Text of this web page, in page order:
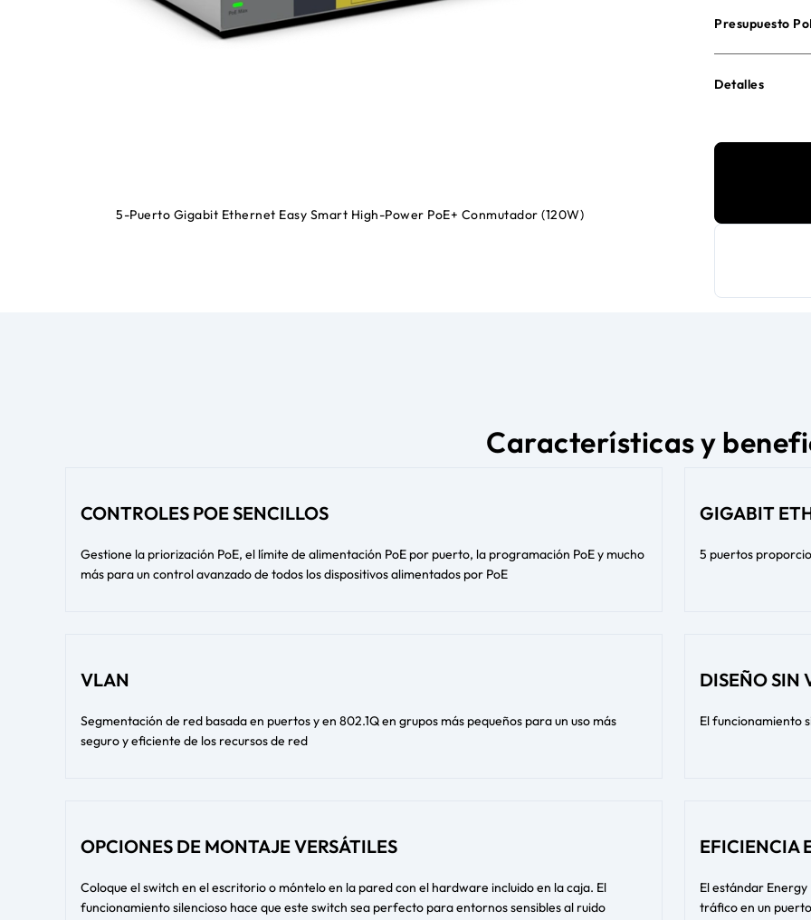
5-Puerto Gigabit Ethernet Easy Smart High-Power PoE+ Conmutador (120W)
Presupuesto
Detalles
Características y
CONTROLES POE SENCILLOS
Gestione la priorización PoE, el límite de alimentación PoE por puerto, la programación PoE y mucho
más para un control avanzado de todos los dispositivos alimentados por PoE
GIGABIT
5 puertos
VLAN
Segmentación de red basada en puertos y en 802.1Q en grupos más pequeños para un uso más
seguro y eficiente de los recursos de red
DISEÑO SIN
El funcionamiento
OPCIONES DE MONTAJE VERSÁTILES
Coloque el switch en el escritorio o móntelo en la pared con el hardware incluido en la caja. El
funcionamiento silencioso hace que este switch sea perfecto para entornos sensibles al ruido
EFICIENCIA
El estándar
tráfico en un